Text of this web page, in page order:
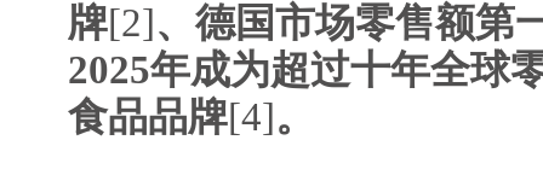
牌[2]、德国市场零售额第
2025年成为超过十年全球
食品品牌[4]。